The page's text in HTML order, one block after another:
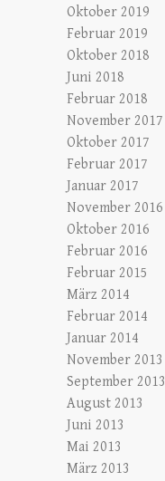
Oktober 2019
Februar 2019
Oktober 2018
Juni 2018
Februar 2018
November 2017
Oktober 2017
Februar 2017
Januar 2017
November 2016
Oktober 2016
Februar 2016
Februar 2015
März 2014
Februar 2014
Januar 2014
November 2013
September 2013
August 2013
Juni 2013
Mai 2013
März 2013